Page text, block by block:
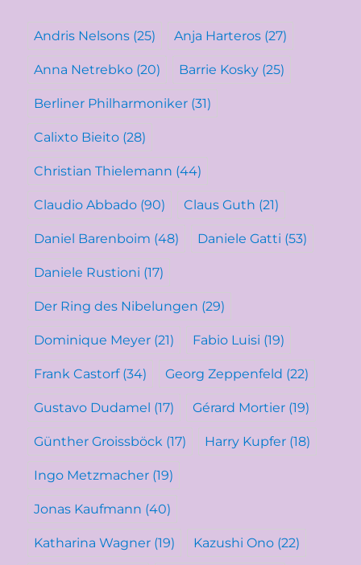
Andris Nelsons (25) Anja Harteros (27)
Anna Netrebko (20) Barrie Kosky (25)
Berliner Philharmoniker (31)
Calixto Bieito (28)
Christian Thielemann (44)
Claudio Abbado (90) Claus Guth (21)
Daniel Barenboim (48) Daniele Gatti (53)
Daniele Rustioni (17)
Der Ring des Nibelungen (29)
Dominique Meyer (21) Fabio Luisi (19)
Frank Castorf(34) Georg Zeppenfeld (22)
Gustavo Dudamel (17) Gérard Mortier (19)
Günther Groissböck (17) Harry Kupfer (18)
Ingo Metzmacher (19)
Jonas Kaufmann (40)
Katharina Wagner (19) Kazushi Ono (22)